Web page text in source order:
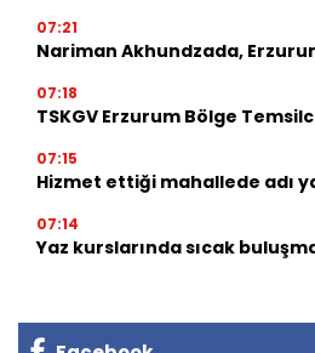
07:21
Nariman Akhundzada,
07:18
TSKGV Erzurum Bölge
07:15
Hizmet ettiği mahallede adı
07:14
Yaz kurslarında sıcak